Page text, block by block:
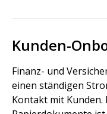
Kunden-
Finanz- und
einen ständigen
Kontakt mit